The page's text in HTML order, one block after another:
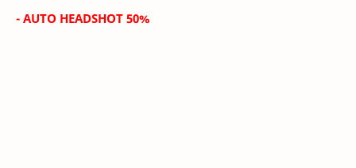
- AUTO HEADSHOT 50%